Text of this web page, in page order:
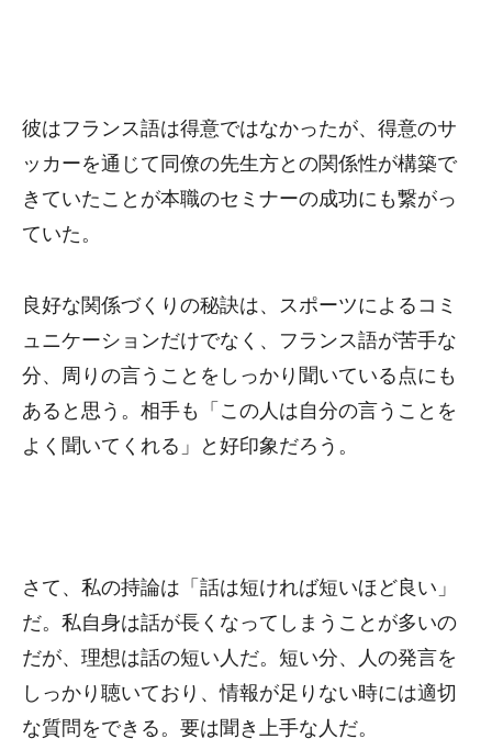
彼はフランス語は得意ではなかったが、得意のサ
ッカーを通じて同僚の先生方との関係性が構築で
きていたことが本職のセミナーの成功にも繋がっ
ていた。
良好な関係づくりの秘訣は、スポーツによるコミ
ュニケーションだけでなく、フランス語が苦手な
分、周りの言うことをしっかり聞いている点にも
あると思う。相手も「この人は自分の言うことを
よく聞いてくれる」と好印象だろう。
さて、私の持論は「話は短ければ短いほど良い」
だ。私自身は話が長くなってしまうことが多いの
だが、理想は話の短い人だ。短い分、人の発言を
しっかり聴いており、情報が足りない時には適切
な質問をできる。要は聞き上手な人だ。